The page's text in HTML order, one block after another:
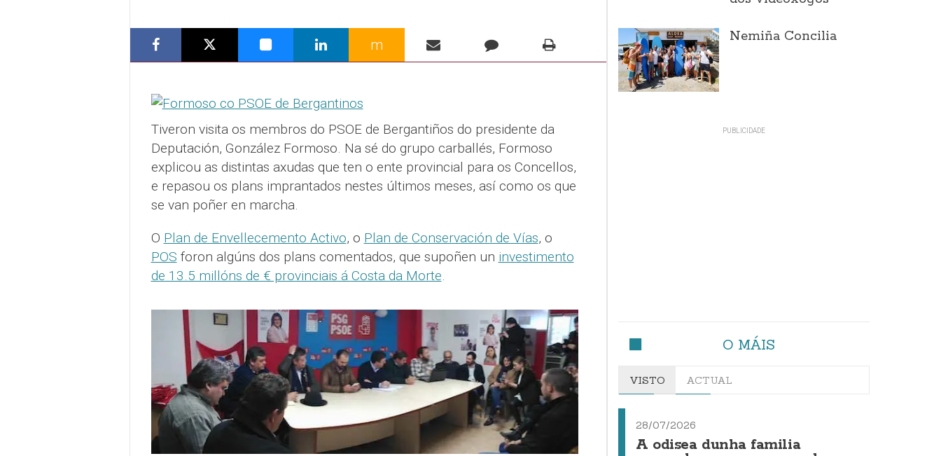
m
Tiveron visita os membros do PSOE de Bergantiños do presidente da
Deputación, González Formoso. Na sé do grupo carballés, Formoso
explicou as distintas axudas que ten o ente provincial para os Concellos,
e repasou os plans imprantados nestes últimos meses, así como os que
se van poñer en marcha.
O Plan de Envellecemento Activo, o Plan de Conservación de Vías, o
POS foron algúns dos plans comentados, que supoñen un investimento
de 13.5 millóns de € provinciais á Costa da Morte.
Nemiña Concilia
O MÁIS
VISTO ACTUAL
28/07/2026
A odisea dunha familia